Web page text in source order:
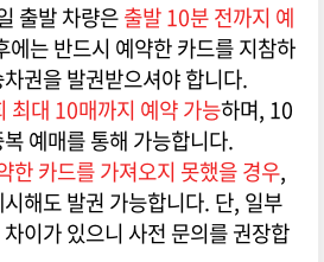
출발 차량은출발 10분 전까지 예
에는 반드시 예약한 카드를 지참하
권을 발권받으셔야 합니다.
최대 10매까지 예약 가능하며, 10
예매를 통해 가능합니다.
한 카드를 가져오지 못했을 경우,
해도 발권 가능합니다. 단, 일부
이가 있으니 사전 문의를 권장합